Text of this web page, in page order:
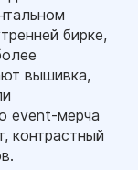
бирке,
вышивка,
event-мерча
контрастный